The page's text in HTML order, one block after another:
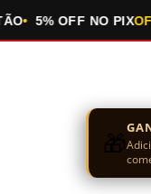
5% OFF NO PIX
🎁